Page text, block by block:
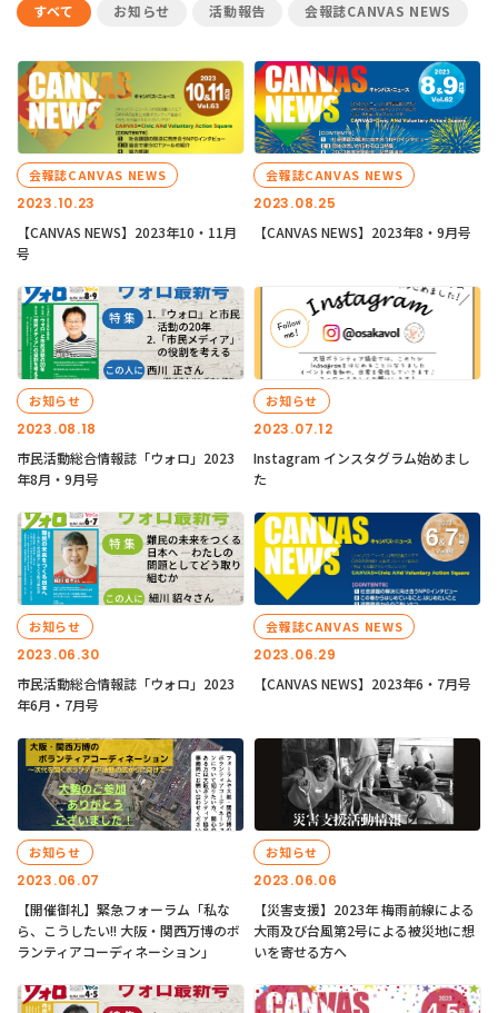
すべて お知らせ 活動報告 会報誌CANVAS NEWS
2023.10.23
会報誌CANVAS NEWS
【CANVAS NEWS】2023年10・11月
号
2023.08.25
会報誌CANVAS NEWS
【CANVAS NEWS】2023年8・9月号
2023.08.18
お知らせ
市民活動総合情報誌「ウォロ」2023
年8月・9月号
2023.07.12
お知らせ
Instagram インスタグラム始めまし
た
2023.06.30
お知らせ
市民活動総合情報誌「ウォロ」2023
年6月・7月号
2023.06.29
会報誌CANVAS NEWS
【CANVAS NEWS】2023年6・7月号
2023.06.07
お知らせ
【開催御礼】緊急フォーラム「私な
ら、こうしたい!! 大阪・関西万博のボ
ランティアコーディネーション」
2023.06.06
お知らせ
【災害支援】2023年 梅雨前線による
大雨及び台風第2号による被災地に想
いを寄せる方へ